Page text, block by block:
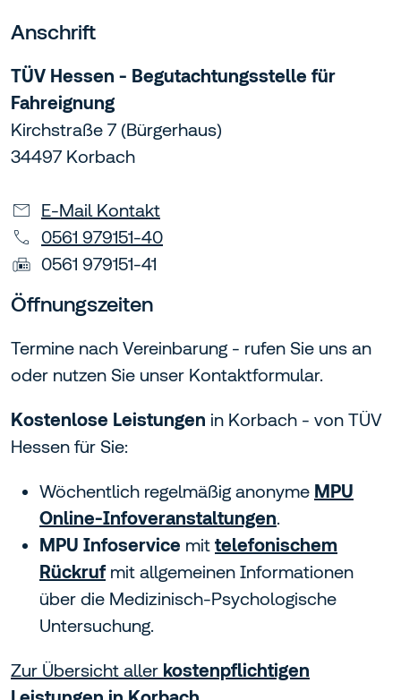
Anschrift
TÜV Hessen - Begutachtungsstelle für
Fahreignung
Kirchstraße 7 (Bürgerhaus)
34497 Korbach
E-Mail Kontakt
0561 979151-40
0561 979151-41
Öffnungszeiten
Termine nach Vereinbarung - rufen Sie uns an
oder nutzen Sie unser Kontaktformular.
Kostenlose Leistungen in Korbach - von TÜV
Hessen für Sie:
Wöchentlich regelmäßig anonyme MPU
Online-Infoveranstaltungen.
MPU Infoservice mit telefonischem
Rückrufmit allgemeinen Informationen
über die Medizinisch-Psychologische
Untersuchung.
Zur Übersicht aller kostenpflichtigen